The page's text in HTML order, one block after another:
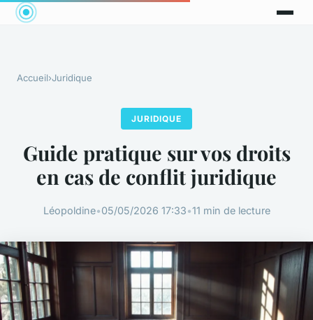
Accueil›Juridique
JURIDIQUE
Guide pratique sur vos droits
en cas de conflit juridique
Léopoldine•05/05/2026 17:33•11 min de lecture